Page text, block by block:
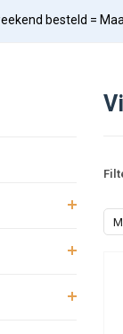
besteld =